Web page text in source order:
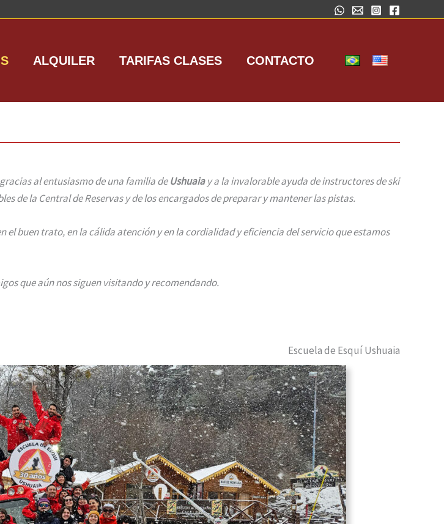
ALQUILER TARIFAS CLASES CONTACTO
al entusiasmo de una familia deUshuaiay a la invalorable ayuda de instructores de ski
de la Central de Reservas y de los encargados de preparar y mantener las pistas.
el buen trato, en la cálida atención y en la cordialidad y eficiencia del servicio que estamos
que aún nos siguen visitando y recomendando.
Escuela de Esquí Ushuaia